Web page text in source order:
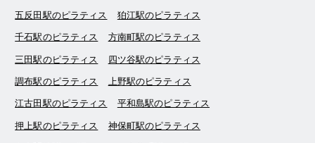
五反田駅のピラティス 狛江駅のピラティス
千石駅のピラティス 方南町駅のピラティス
三田駅のピラティス 四ツ谷駅のピラティス
調布駅のピラティス 上野駅のピラティス
江古田駅のピラティス 平和島駅のピラティス
押上駅のピラティス 神保町駅のピラティス